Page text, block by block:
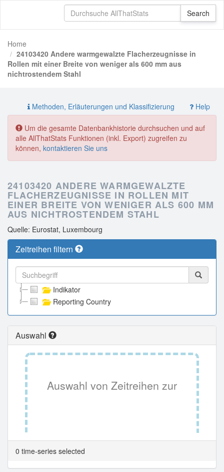
Home
24103420 Andere warmgewalzte Flacherzeugnisse in
Rollen mit einer Breite von weniger als 600 mm aus
nichtrostendem Stahl
Methoden, Erläuterungen und Klassifizierung Help
Um die gesamte Datenbankhistorie durchsuchen und auf
alle AllThatStats Funktionen (inkl. Export) zugreifen zu
können, kontaktieren Sie uns
24103420 ANDERE WARMGEWALZTE
FLACHERZEUGNISSE IN ROLLEN MIT
EINER BREITE VON WENIGER ALS 600 MM
AUS NICHTROSTENDEM STAHL
Quelle: Eurostat, Luxembourg
Zeitreihen filtern
Indikator
Reporting Country
Auswahl
Auswahl von Zeitreihen zur
Tabellenansicht.
0 time-series selected